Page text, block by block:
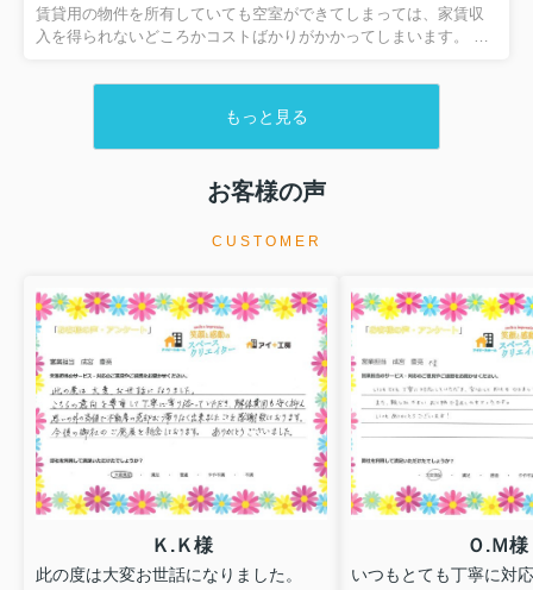
なければなりません。 たとえば壁紙の汚れや剥がれ、給湯器の故
障、外壁のヒビや亀裂、雨漏りなどは告知する必要がありま
賃貸用の物件を所有していても空室ができてしまっては、家賃収
入を得られないどころかコストばかりがかかってしまいます。 こ
方もいることでしょう。 そこでこちらの記事では賃貸経営で空室
る、条件変更をするという3種類の空室対策を紹介します。 弊社へ
のお問い合わせはこちら賃貸経営において物件の第一印象を良く
に来たお客さまに魅力を感じてもらうことが大切です。 第一印象
もっと見る
お客様の声
CUSTOMER
Ｋ.Ｋ様
此の度は大変お世話になりました。
Ｏ.Ｍ様
いつもとても丁寧に対